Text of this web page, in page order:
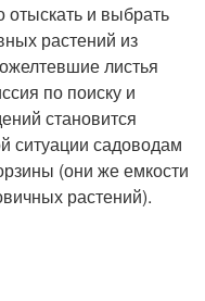
отыскать и выбрать
растений из
листья
по поиску и
становится
ситуации садоводам
(они же емкости
растений).